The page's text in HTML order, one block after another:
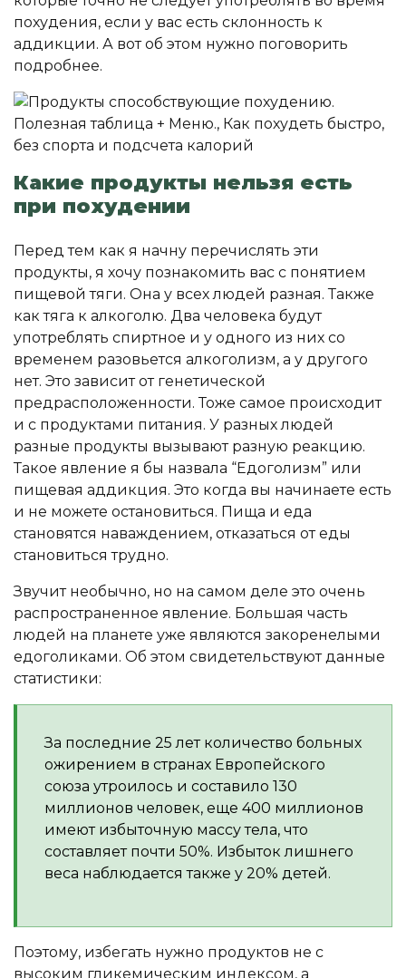
похудения, если у вас есть склонность к
аддикции. А вот об этом нужно поговорить
подробнее.
Какие продукты нельзя есть
при похудении
Перед тем как я начну перечислять эти
продукты, я хочу познакомить вас с понятием
пищевой тяги. Она у всех людей разная. Также
как тяга к алкоголю. Два человека будут
употреблять спиртное и у одного из них со
временем разовьется алкоголизм, а у другого
нет. Это зависит от генетической
предрасположенности. Тоже самое происходит
и с продуктами питания. У разных людей
разные продукты вызывают разную реакцию.
Такое явление я бы назвала “Едоголизм” или
пищевая аддикция. Это когда вы начинаете есть
и не можете остановиться. Пища и еда
становятся наваждением, отказаться от еды
становиться трудно.
Звучит необычно, но на самом деле это очень
распространенное явление. Большая часть
людей на планете уже являются закоренелыми
едоголиками. Об этом свидетельствуют данные
статистики:
За последние 25 лет количество больных
ожирением в странах Европейского
союза утроилось и составило 130
миллионов человек, еще 400 миллионов
имеют избыточную массу тела, что
составляет почти 50%. Избыток лишнего
веса наблюдается также у 20% детей.
Поэтому, избегать нужно продуктов не с
высоким гликемическим индексом, а